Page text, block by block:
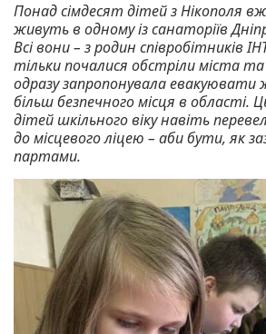
Понад сімдесят дітей з Нікополя
живуть в одному із санаторіїв
Всі вони – з родин співробітників
тільки почалися обстріли міста
одразу запропонувала евакуювати
більш безпечного місця в області.
дітей шкільного віку навіть
до місцевого ліцею – аби бути, як
партами.